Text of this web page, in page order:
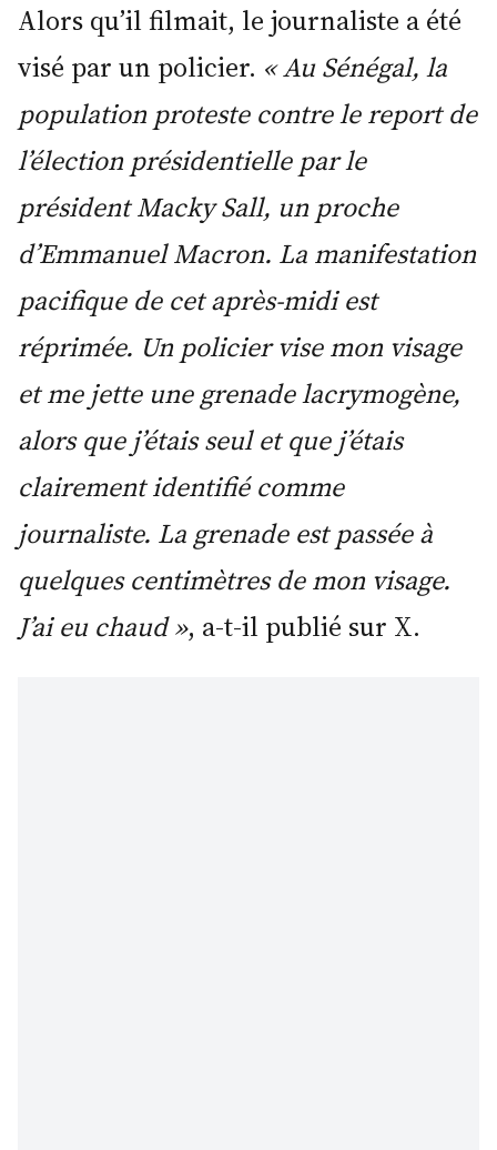
Alors qu’il filmait, le journaliste a été
visé par un policier. « Au Sénégal, la
population proteste contre le report de
l’élection présidentielle par le
président Macky Sall, un proche
d’Emmanuel Macron. La manifestation
pacifique de cet après-midi est
réprimée. Un policier vise mon visage
et me jette une grenade lacrymogène,
alors que j’étais seul et que j’étais
clairement identifié comme
journaliste. La grenade est passée à
quelques centimètres de mon visage.
J’ai eu chaud », a-t-il publié sur X.